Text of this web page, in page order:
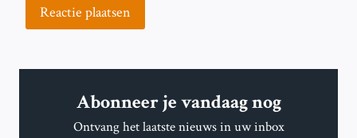
Abonneer je vandaag nog
Ontvang het laatste nieuws in uw inbox